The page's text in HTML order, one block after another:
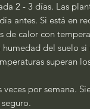
2 - 3 días. Las
antes. Si está en
de calor con
humedad del suelo si
superan
veces por semana.